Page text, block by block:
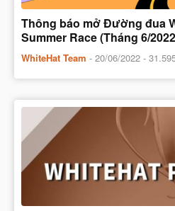
Thông báo mở Đường đua
Summer Race (Tháng 6/
WhiteHat Team - 20/06/2022 -